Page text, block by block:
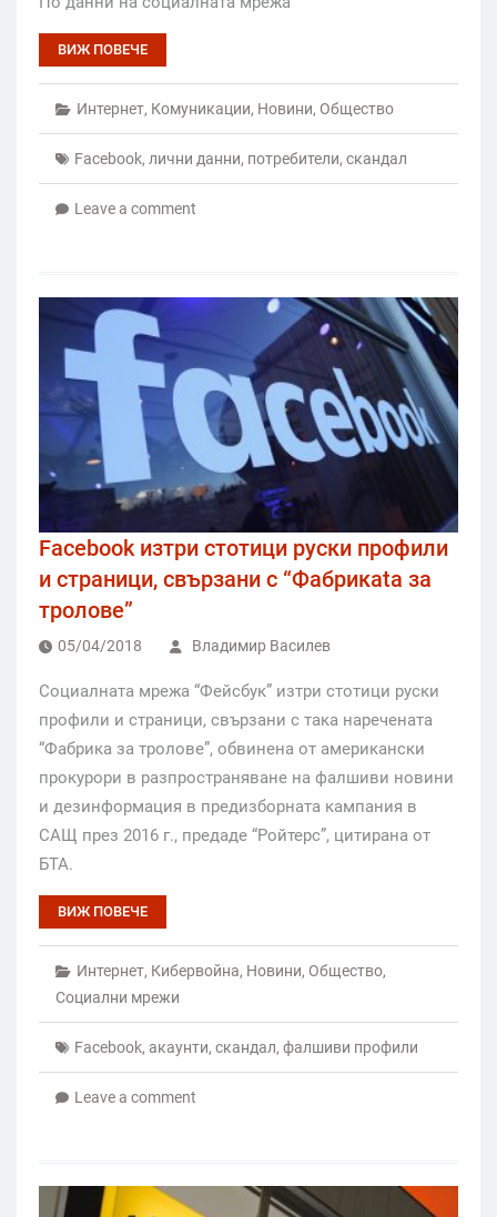
ВИЖ ПОВЕЧЕ
Интернет, Комуникации, Новини, Общество
Facebook, лични данни, потребители, скандал
Leave a comment
Facebook изтри стотици руски профили
и страници, свързани с “Фабрикаta за
тролове”
05/04/2018 Владимир Василев
Социалната мрежа “Фейсбук” изтри стотици руски
профили и страници, свързани с така наречената
“Фабрика за тролове”, обвинена от американски
прокурори в разпространяване на фалшиви новини
и дезинформация в предизборната кампания в
САЩ през 2016 г., предаде “Ройтерс”, цитирана от
БТА.
ВИЖ ПОВЕЧЕ
Интернет, Кибервойна, Новини, Общество,
Социални мрежи
Facebook, акаунти, скандал, фалшиви профили
Leave a comment